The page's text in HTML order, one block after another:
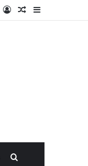
ConnexionArticle Aléatoire
Rechercher